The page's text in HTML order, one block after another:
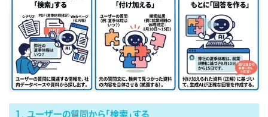
1. ユーザーの質問から「検索」する